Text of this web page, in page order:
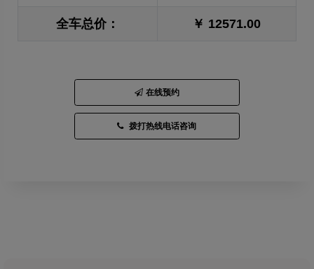
全车总价： ￥ 12571.00
在线预约
拨打热线电话咨询